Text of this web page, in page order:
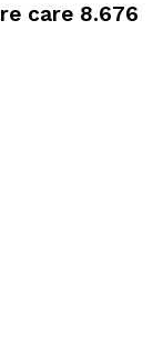
care 8.676